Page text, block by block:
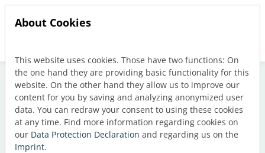
Jump directly to main navigation
Jump directly to content
About Cookies
This website uses cookies. Those have two functions: On
the one hand they are providing basic functionality for this
website. On the other hand they allow us to improve our
content for you by saving and analyzing anonymized user
data. You can redraw your consent to using these cookies
at any time. Find more information regarding cookies on
our Data Protection Declaration and regarding us on the
Imprint.